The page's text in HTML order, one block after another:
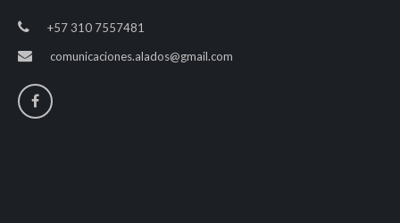
+57 310 7557481
comunicaciones.alados@gmail.com